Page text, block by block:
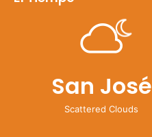
San José
Scattered Clouds